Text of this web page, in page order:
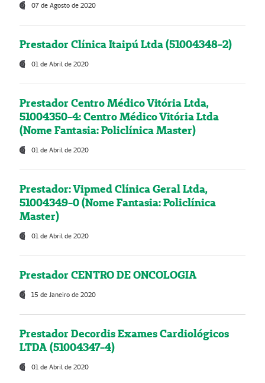
07 de Agosto de 2020
Prestador Clínica Itaipú Ltda (51004348-2)
01 de Abril de 2020
Prestador Centro Médico Vitória Ltda,
51004350-4: Centro Médico Vitória Ltda
(Nome Fantasia: Policlínica Master)
01 de Abril de 2020
Prestador: Vipmed Clínica Geral Ltda,
51004349-0 (Nome Fantasia: Policlínica
Master)
01 de Abril de 2020
Prestador CENTRO DE ONCOLOGIA
15 de Janeiro de 2020
Prestador Decordis Exames Cardiológicos
LTDA (51004347-4)
01 de Abril de 2020